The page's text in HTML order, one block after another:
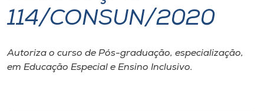
I.nova
Diplomados
114/CONSUN/2020
Autoriza o curso de Pós-graduação, especialização,
em Educação Especial e Ensino Inclusivo.